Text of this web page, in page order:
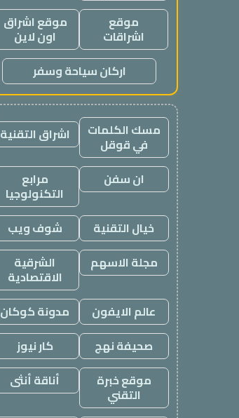
موقع
اشراقات
موقع اشراق
اون لاين
اركان سياحة وسفر
مسك الكلمات
في قوقل اشراق التقنية
ان سفن مرابع
التكنولوجيا
خيال التقنية
شوف ويب
مجلة الاسهم
الشرقية
الاقتصادية
عالم الايفون
مدونة كوكان
صحيفة نهج
كار نيوز
موقع خبرة
التقني
أناقة أنثى